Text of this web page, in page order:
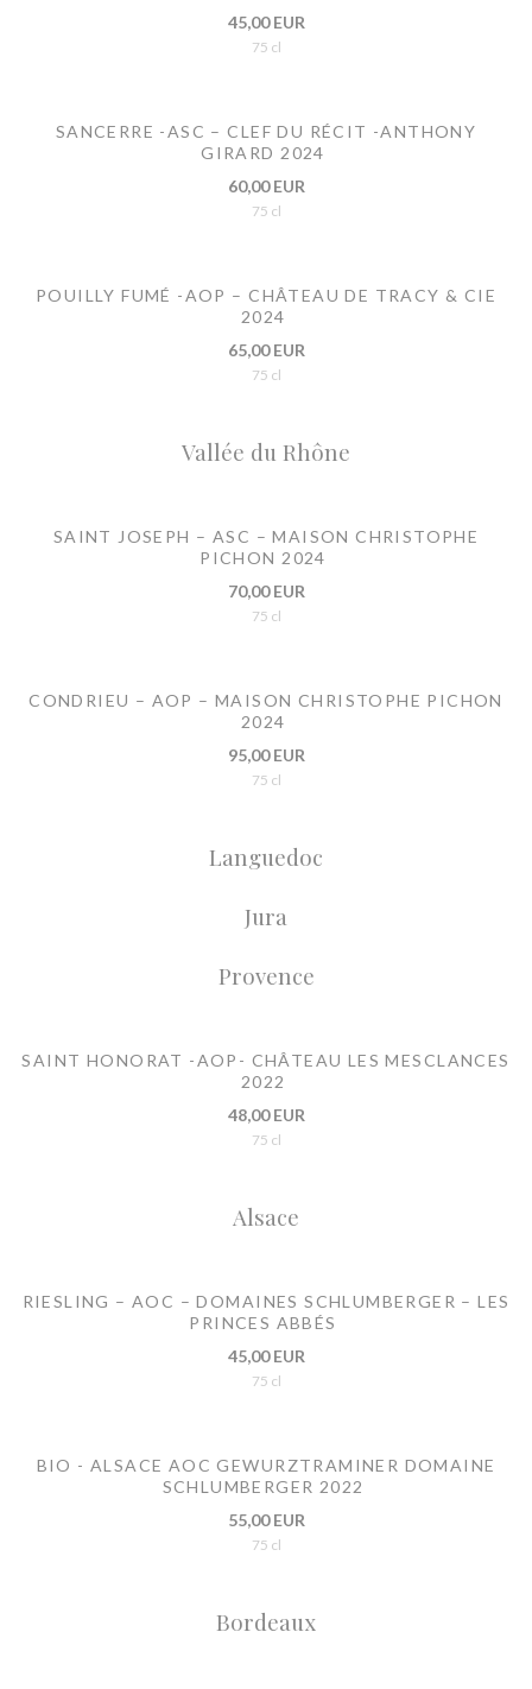
45,00 EUR
75 cl
SANCERRE -ASC – CLEF DU RÉCIT -ANTHONY
GIRARD 2024
60,00 EUR
75 cl
POUILLY FUMÉ -AOP – CHÂTEAU DE TRACY & CIE
2024
65,00 EUR
75 cl
Vallée du Rhône
SAINT JOSEPH – ASC – MAISON CHRISTOPHE
PICHON 2024
70,00 EUR
75 cl
CONDRIEU – AOP – MAISON CHRISTOPHE PICHON
2024
95,00 EUR
75 cl
Languedoc
Jura
Provence
SAINT HONORAT -AOP- CHÂTEAU LES MESCLANCES
2022
48,00 EUR
75 cl
Alsace
RIESLING – AOC – DOMAINES SCHLUMBERGER – LES
PRINCES ABBÉS
45,00 EUR
75 cl
BIO - ALSACE AOC GEWURZTRAMINER DOMAINE
SCHLUMBERGER 2022
55,00 EUR
75 cl
Bordeaux